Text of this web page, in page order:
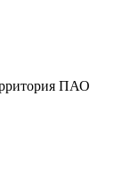
ПАО